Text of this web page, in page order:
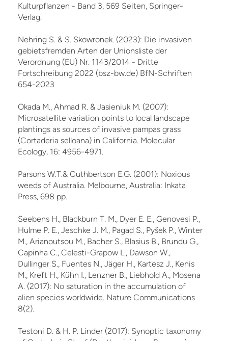
Kulturpflanzen - Band 3, 569 Seiten, Springer-
Verlag.
Nehring S. & S. Skowronek. (2023): Die invasiven
gebietsfremden Arten der Unionsliste der
Verordnung (EU) Nr. 1143/2014 - Dritte
Fortschreibung 2022 (bsz-bw.de) BfN-Schriften
654-2023
Okada M., Ahmad R. & Jasieniuk M. (2007):
Microsatellite variation points to local landscape
plantings as sources of invasive pampas grass
(Cortaderia selloana) in California. Molecular
Ecology, 16: 4956-4971.
Parsons W.T.& Cuthbertson E.G. (2001): Noxious
weeds of Australia. Melbourne, Australia: Inkata
Press, 698 pp.
Seebens H., Blackburn T. M., Dyer E. E., Genovesi P.,
Hulme P. E., Jeschke J. M., Pagad S., Pyšek P., Winter
M., Arianoutsou M., Bacher S., Blasius B., Brundu G.,
Capinha C., Celesti-Grapow L., Dawson W.,
Dullinger S., Fuentes N., Jäger H., Kartesz J., Kenis
M., Kreft H., Kühn I., Lenzner B., Liebhold A., Mosena
A. (2017): No saturation in the accumulation of
alien species worldwide. Nature Communications
8(2).
Testoni D. & H. P. Linder (2017): Synoptic taxonomy